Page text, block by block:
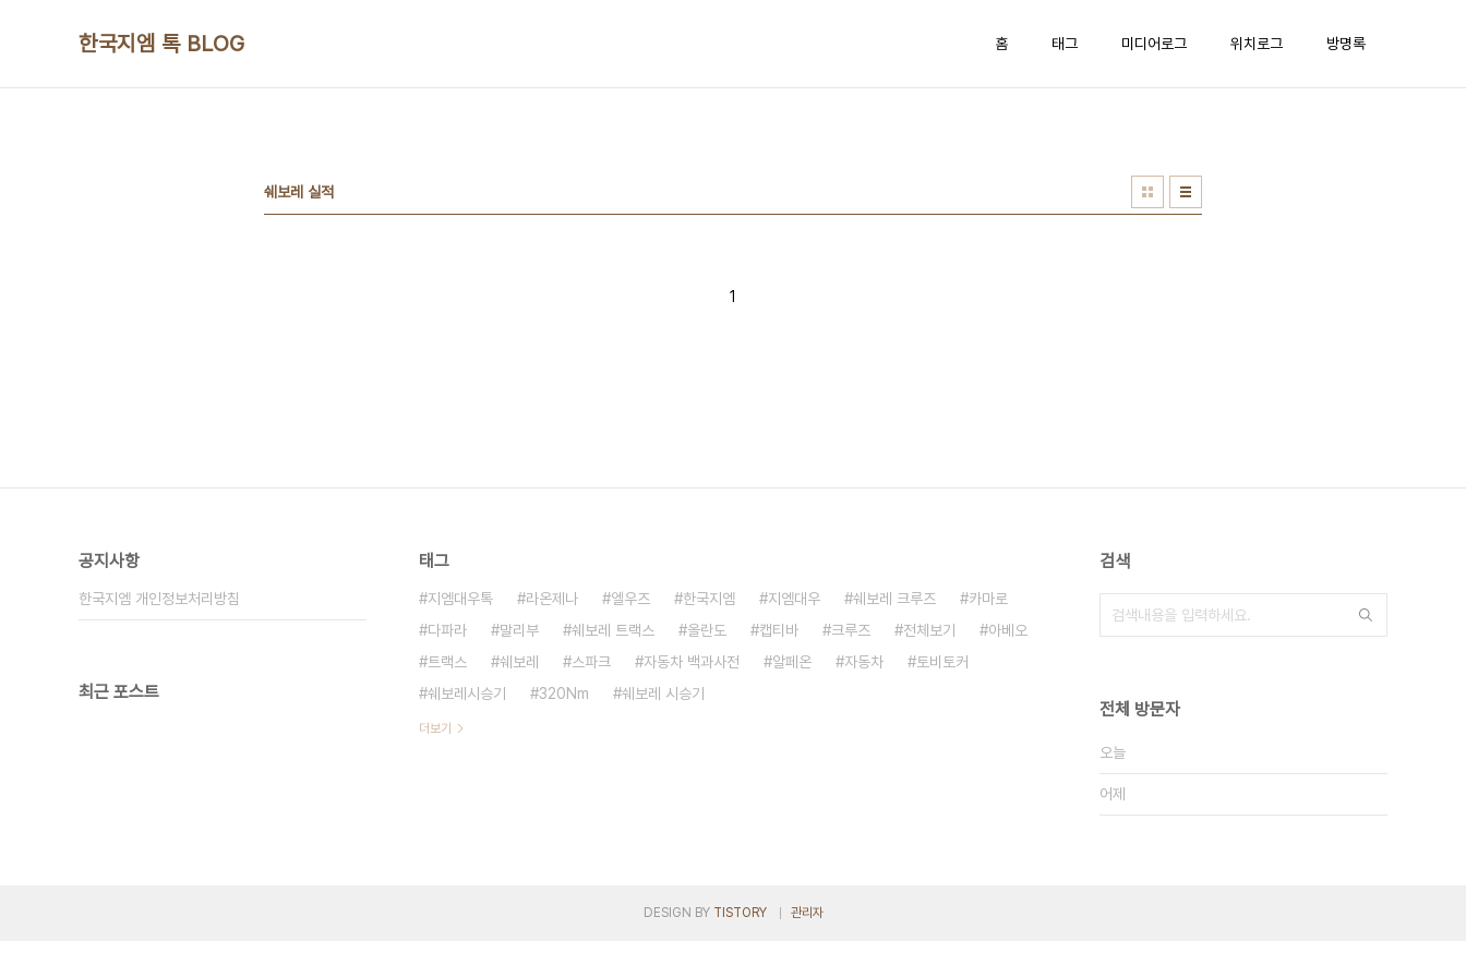
한국지엠 톡 BLOG 홈 태그 미디어로그 위치로그 방명록
쉐보레 실적
1
공지사항
한국지엠 개인정보처리방침
최근 포스트
태그
지엠대우톡 라온제나 엘우즈 한국지엠 지엠대우 쉐보레 크루즈
카마로
다파라
말리부 쉐보레 트랙스 올란도 캡티바 크루즈 전체보기
아베오
트랙스
쉐보레 스파크 자동차 백과사전 알페온 자동차
토비토커
쉐보레시승기
320Nm 쉐보레 시승기
더보기
검색
전체 방문자
오늘
어제
DESIGN BY TISTORY 관리자